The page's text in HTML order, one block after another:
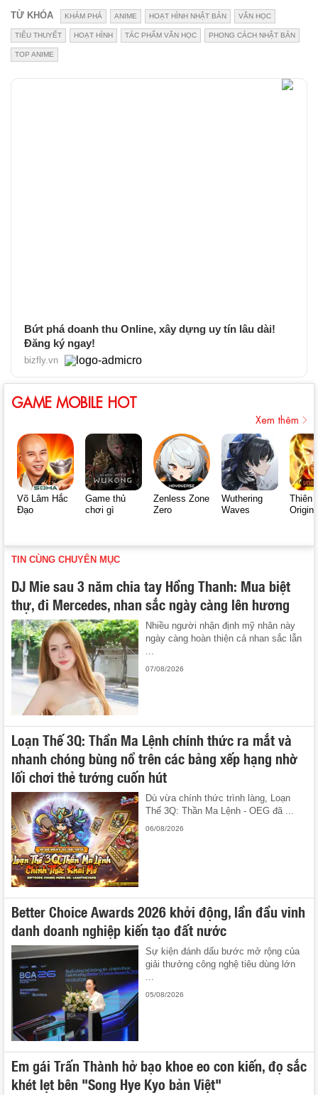
TỪ KHÓA KHÁM PHÁ ANIME HOẠT HÌNH NHẬT BẢN VĂN HỌC
TIỂU THUYẾT HOẠT HÌNH TÁC PHẨM VĂN HỌC PHONG CÁCH NHẬT BẢN
TOP ANIME
Bứt phá doanh thu Online, xây dựng uy tín lâu dài!
Đăng ký ngay!
bizfly.vn
GAME MOBILE HOT
Xem thêm
Võ Lâm Hắc
Đạo
Game thủ
chơi gì
Zenless Zone
Zero
Wuthering
Waves
Thiên
Origin
TIN CÙNG CHUYÊN MỤC
DJ Mie sau 3 năm chia tay Hồng Thanh: Mua biệt
thự, đi Mercedes, nhan sắc ngày càng lên hương
Nhiều người nhận định mỹ nhân này
ngày càng hoàn thiện cả nhan sắc lẫn
...
07/08/2026
Loạn Thế 3Q: Thần Ma Lệnh chính thức ra mắt và
nhanh chóng bùng nổ trên các bảng xếp hạng nhờ
lối chơi thẻ tướng cuốn hút
Dù vừa chính thức trình làng, Loạn
Thế 3Q: Thần Ma Lệnh - OEG đã ...
06/08/2026
Better Choice Awards 2026 khởi động, lần đầu vinh
danh doanh nghiệp kiến tạo đất nước
Sự kiện đánh dấu bước mở rộng của
giải thưởng công nghệ tiêu dùng lớn
...
05/08/2026
Em gái Trấn Thành hở bạo khoe eo con kiến, đọ sắc
khét lẹt bên "Song Hye Kyo bản Việt"